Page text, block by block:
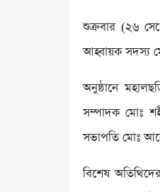
শুক্রবার (২৬
আহ্বায়ক সদস্য
অনুষ্ঠানে
সম্পাদক মোঃ
সভাপতি মোঃ
বিশেষ